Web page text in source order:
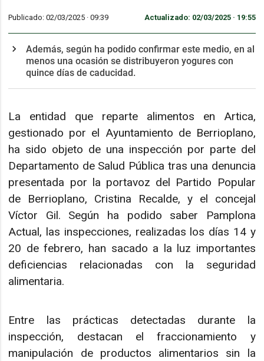
Publicado: 02/03/2025 ·09:39 Actualizado: 02/03/2025 · 19:55
Además, según ha podido confirmar este medio, en al
menos una ocasión se distribuyeron yogures con
quince días de caducidad.
La entidad que reparte alimentos en Artica,
gestionado por el Ayuntamiento de Berrioplano,
ha sido objeto de una inspección por parte del
Departamento de Salud Pública tras una denuncia
presentada por la portavoz del Partido Popular
de Berrioplano, Cristina Recalde, y el concejal
Víctor Gil. Según ha podido saber Pamplona
Actual, las inspecciones, realizadas los días 14 y
20 de febrero, han sacado a la luz importantes
deficiencias relacionadas con la seguridad
alimentaria.
Entre las prácticas detectadas durante la
inspección, destacan el fraccionamiento y
manipulación de productos alimentarios sin la